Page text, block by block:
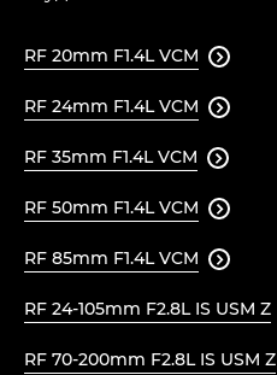
RF 20mm F1.4L VCM 
RF 24mm F1.4L VCM 
RF 35mm F1.4L VCM 
RF 50mm F1.4L VCM 
RF 85mm F1.4L VCM 
RF 24-105mm F2.8L IS USM Z
RF 70-200mm F2.8L IS USM Z